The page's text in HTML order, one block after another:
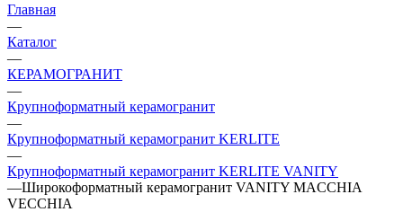
Главная
—
Каталог
—
КЕРАМОГРАНИТ
—
Крупноформатный керамогранит
—
Крупноформатный керамогранит KERLITE
—
Крупноформатный керамогранит KERLITE VANITY
—Широкоформатный керамогранит VANITY MACCHIA
VECCHIA